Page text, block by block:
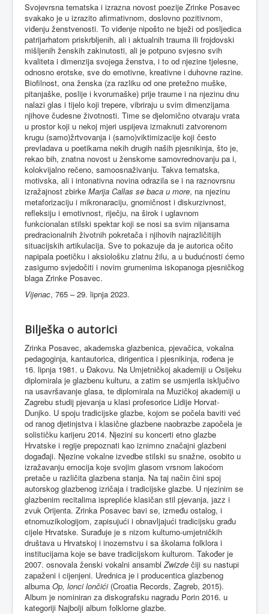
Svojevrsna tematska i izrazna novost poezije Zrinke Posavec
svakako je u izrazito afirmativnom, doslovno pozitivnom,
viđenju ženstvenosti. To viđenje nipošto ne bježi od posljedica
patrijarhatom priskrbljenih, ali i aktualnih trauma ili frojdovski
mišljenih ženskih zakinutosti, ali je potpuno svjesno svih
kvaliteta i dimenzija svojega ženstva, i to od njezine tjelesne,
odnosno erotske, sve do emotivne, kreativne i duhovne razine.
Biofilnost, ona ženska (za razliku od one pretežno muške,
pitanjaške, poslije i kvorumaške) prije traume i na njezinu dnu
nalazi glas i tijelo koji trepere, vibriraju u svim dimenzijama
njihove čudesne životnosti. Time se djelomično otvaraju vrata
u prostor koji u nekoj mjeri uspijeva izmaknuti zatvorenom
krugu (samo)žrtvovanja i (samo)viktimizacije koji često
prevladava u poetikama nekih drugih naših pjesnikinja, što je,
rekao bih, znatna novost u ženskome samovrednovanju pa i,
kolokvijalno rečeno, samoosnaživanju. Takva tematska,
motivska, ali i intonativna novina odrazila se i na raznovrsnu
izražajnost zbirke Marija Callas se baca u more, na njezinu
metaforizaciju i mikronaraciju, gnomičnost i diskurzivnost,
refleksiju i emotivnost, riječju, na širok i uglavnom
funkcionalan stilski spektar koji se nosi sa svim nijansama
predracionalnih životnih pokretača i njihovih najrazličitijih
situacijskih artikulacija. Sve to pokazuje da je autorica očito
napipala poetičku i aksiološku zlatnu žilu, a u budućnosti ćemo
zasigurno svjedočiti i novim grumenima iskopanoga pjesničkog
blaga Zrinke Posavec.
Vijenac, 765 – 29. lipnja 2023.
Bilješka o autorici
Zrinka Posavec, akademska glazbenica, pjevačica, vokalna
pedagoginja, kantautorica, dirigentica i pjesnikinja, rođena je
16. lipnja 1981. u Đakovu. Na Umjetničkoj akademiji u Osijeku
diplomirala je glazbenu kulturu, a zatim se usmjerila isključivo
na usavršavanje glasa, te diplomirala na Muzičkoj akademiji u
Zagrebu studij pjevanja u klasi profesorice Lidije Horvat-
Dunjko. U spoju tradicijske glazbe, kojom se počela baviti već
od ranog djetinjstva i klasične glazbene naobrazbe započela je
solističku karijeru 2014. Njezini su koncerti etno glazbe
Hrvatske i regije prepoznati kao iznimno značajni glazbeni
događaji. Njezine vokalne izvedbe stilski su snažne, osobito u
izražavanju emocija koje svojim glasom vrsnom lakoćom
pretače u različita glazbena stanja. Na taj način čini spoj
autorskog glazbenog izričaja i tradicijske glazbe. U njezinim se
glazbenim recitalima isprepliće klasičan stil pjevanja, jazz i
zvuk Orijenta. Zrinka Posavec bavi se, između ostalog, i
etnomuzikologijom, zapisujući i obnavljajući tradicijsku građu
cijele Hrvatske. Surađuje je s nizom kulturno-umjetničkih
društava u Hrvatskoj i inozemstvu i sa školama folklora i
institucijama koje se bave tradicijskom kulturom. Također je
2007. osnovala ženski vokalni ansambl Zwizde čiji su nastupi
zapaženi i cijenjeni. Urednica je i producentica glazbenog
albuma Op, lonci lončići(Croatia Records, Zagreb, 2015).
Album je nominiran za diskografsku nagradu Porin 2016. u
kategoriji Najbolji album folklorne glazbe.